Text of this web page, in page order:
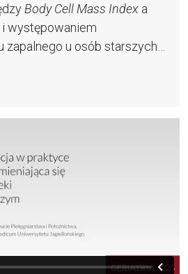
Body Cell Mass Index a
występowaniem
zapalnego u osób starszych